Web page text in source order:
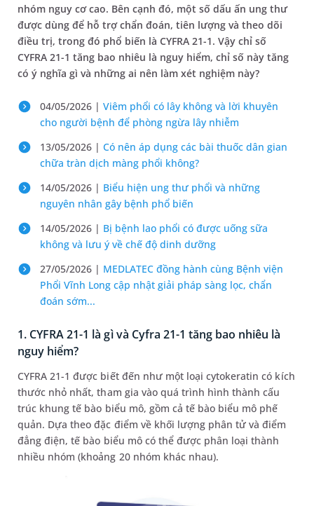
nhóm nguy cơ cao. Bên cạnh đó, một số dấu ấn ung thư
được dùng để hỗ trợ chẩn đoán, tiên lượng và theo dõi
điều trị, trong đó phổ biến là CYFRA 21-1. Vậy chỉ số
CYFRA 21-1 tăng bao nhiêu là nguy hiểm, chỉ số này tăng
có ý nghĩa gì và những ai nên làm xét nghiệm này?
04/05/2026 | Viêm phổi có lây không và lời khuyên
cho người bệnh để phòng ngừa lây nhiễm
13/05/2026 | Có nên áp dụng các bài thuốc dân gian
chữa tràn dịch màng phổi không?
14/05/2026 | Biểu hiện ung thư phổi và những
nguyên nhân gây bệnh phổ biến
14/05/2026 | Bị bệnh lao phổi có được uống sữa
không và lưu ý về chế độ dinh dưỡng
27/05/2026 | MEDLATEC đồng hành cùng Bệnh viện
Phổi Vĩnh Long cập nhật giải pháp sàng lọc, chẩn
đoán sớm...
1. CYFRA 21-1 là gì và Cyfra 21-1 tăng bao nhiêu là
nguy hiểm?
CYFRA 21-1 được biết đến như một loại cytokeratin có kích
thước nhỏ nhất, tham gia vào quá trình hình thành cấu
trúc khung tế bào biểu mô, gồm cả tế bào biểu mô phế
quản. Dựa theo đặc điểm về khối lượng phân tử và điểm
đẳng điện, tế bào biểu mô có thể được phân loại thành
nhiều nhóm (khoảng 20 nhóm khác nhau).